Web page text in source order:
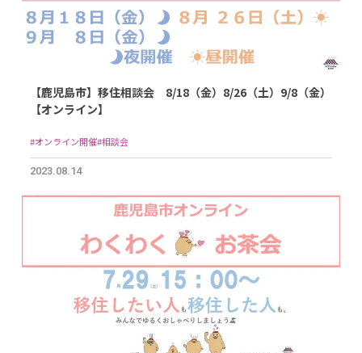
【鹿児島市】移住相談会 8/18（金）8/26（土）9/8（金）
【オンライン】
#オンライン開催#相談会
2023.08.14